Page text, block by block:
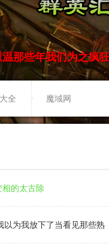
那些年我们为之疯
全 魔域网
的太古除
以为我放下了当看见那些熟